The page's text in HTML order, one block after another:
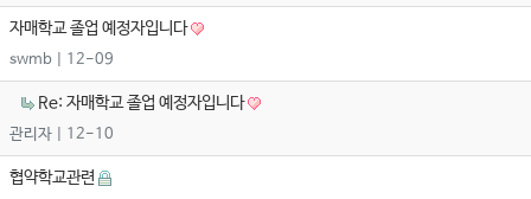
자매학교 졸업 예정자입니다
swmb | 12-09
Re: 자매학교 졸업 예정자입니다
관리자 | 12-10
협약학교관련